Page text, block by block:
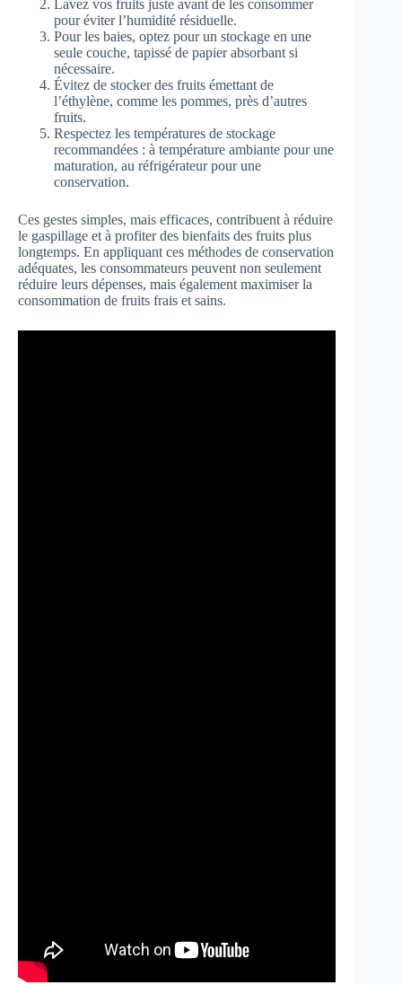
Lavez vos fruits juste avant de les consommer
pour éviter l’humidité résiduelle.
Pour les baies, optez pour un stockage en une
seule couche, tapissé de papier absorbant si
nécessaire.
Évitez de stocker des fruits émettant de
l’éthylène, comme les pommes, près d’autres
fruits.
Respectez les températures de stockage
recommandées : à température ambiante pour une
maturation, au réfrigérateur pour une
conservation.
Ces gestes simples, mais efficaces, contribuent à réduire
le gaspillage et à profiter des bienfaits des fruits plus
longtemps. En appliquant ces méthodes de conservation
adéquates, les consommateurs peuvent non seulement
réduire leurs dépenses, mais également maximiser la
consommation de fruits frais et sains.